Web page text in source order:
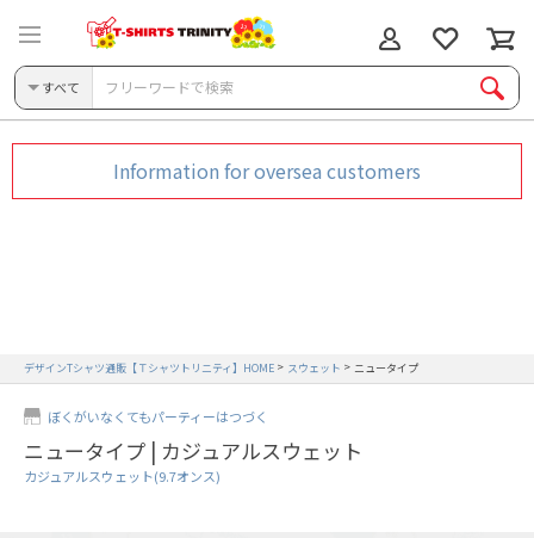
Information for oversea customers
すべて
デザインTシャツ通販【Ｔシャツトリニティ】HOME スウェット ニュータイプ
ぼくがいなくてもパーティーはつづく
ニュータイプ | カジュアルスウェット
カジュアルスウェット(9.7オンス)